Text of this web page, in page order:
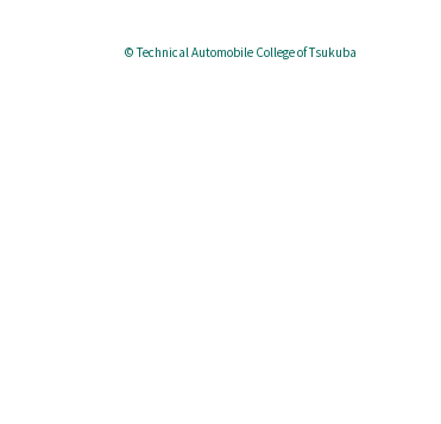
© Technical Automobile College of Tsukuba